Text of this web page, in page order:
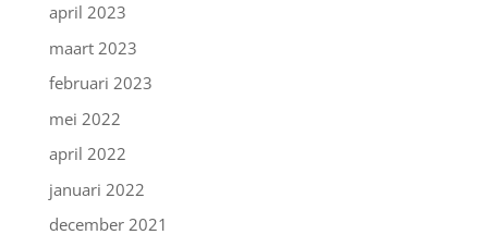
april 2023
maart 2023
februari 2023
mei 2022
april 2022
januari 2022
december 2021